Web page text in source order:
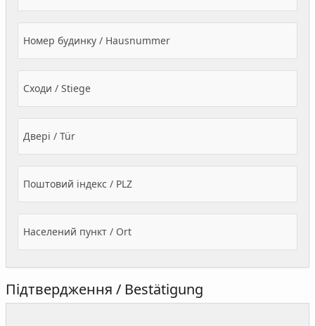
Номер будинку / Hausnummer
Сходи / Stiege
Двері / Tür
Поштовий індекс / PLZ
Населений пункт / Ort
Підтвердження / Bestätigung